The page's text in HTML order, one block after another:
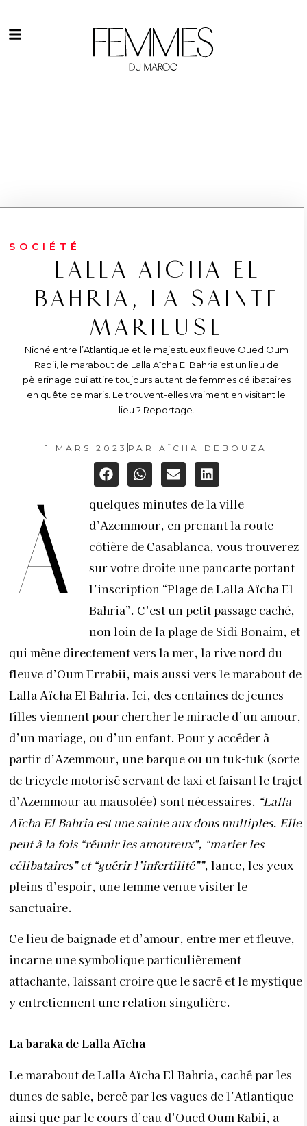
SOCIÉTÉ
LALLA AICHA EL
BAHRIA, LA SAINTE
MARIEUSE
Niché entre l’Atlantique et le majestueux fleuve Oued Oum
Rabii, le marabout de Lalla Aïcha El Bahria est un lieu de
pèlerinage qui attire toujours autant de femmes célibataires
en quête de maris. Le trouvent-elles vraiment en visitant le
lieu ? Reportage.
1 MARS 2023 PAR AÏCHA DEBOUZA
à
quelques minutes de la ville
d’Azemmour, en prenant la route
côtière de Casablanca, vous trouverez
sur votre droite une pancarte portant
l’inscription “Plage de Lalla Aïcha El
Bahria”. C’est un petit passage caché,
non loin de la plage de Sidi Bonaim, et
qui mène directement vers la mer, la rive nord du
fleuve d’Oum Errabii, mais aussi vers le marabout de
Lalla Aïcha El Bahria. Ici, des centaines de jeunes
filles viennent pour chercher le miracle d’un amour,
d’un mariage, ou d’un enfant. Pour y accéder à
partir d’Azemmour, une barque ou un tuk-tuk (sorte
de tricycle motorisé servant de taxi et faisant le trajet
d’Azemmour au mausolée) sont nécessaires. “Lalla
Aïcha El Bahria est une sainte aux dons multiples. Elle
peut à la fois “réunir les amoureux”, “marier les
célibataires” et “guérir l’infertilité””, lance, les yeux
pleins d’espoir, une femme venue visiter le
sanctuaire.
Ce lieu de baignade et d’amour, entre mer et fleuve,
incarne une symbolique particulièrement
attachante, laissant croire que le sacré et le mystique
y entretiennent une relation singulière.
La baraka de Lalla Aïcha
Le marabout de Lalla Aïcha El Bahria, caché par les
dunes de sable, bercé par les vagues de l’Atlantique
ainsi que par le cours d’eau d’Oued Oum Rabii, a